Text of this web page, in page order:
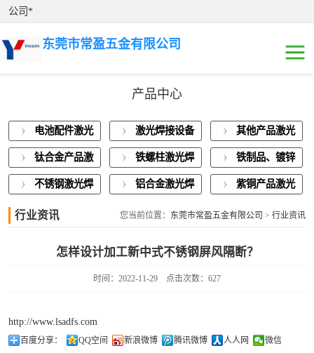
公司*
东莞市常盈五金有限公司
产品中心
电池配件激光
焊接
激光焊接设备
展示
其他产品激光
焊接
钛合金产品激
光焊接
铁螺柱激光焊
接加工
铁制品、镀锌
板激光焊接
不锈钢激光焊
铝合金激光焊
紫铜产品激光
行业资讯 您当前位置： 东莞市常盈五金有限公司 > 行业资讯
怎样设计加工新中式不锈钢屏风隔断？
时间：2022-11-29 点击次数：627
http://www.lsadfs.com
百度分享： QQ空间 新浪微博 腾讯微博 人人网 微信
接
激光焊接设备展
示
其他产品激光焊
铝合金激光焊接